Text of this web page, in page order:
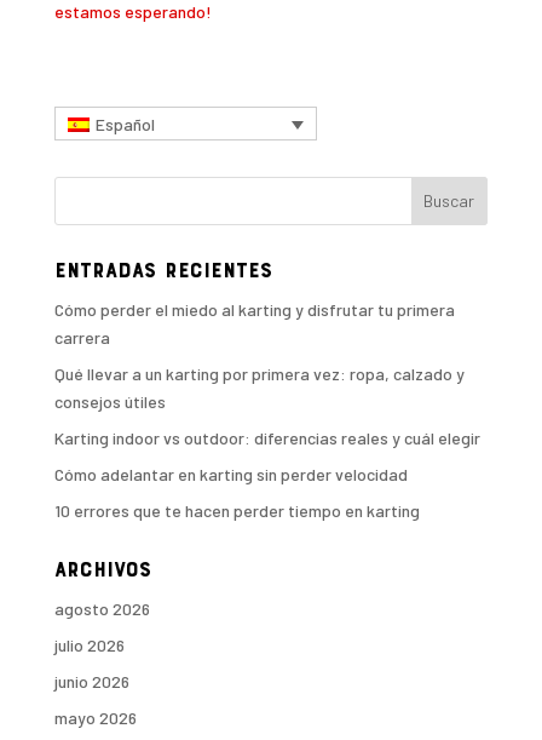
estamos esperando!
Español
Entradas recientes
Cómo perder el miedo al karting y disfrutar tu primera
carrera
Qué llevar a un karting por primera vez: ropa, calzado y
consejos útiles
Karting indoor vs outdoor: diferencias reales y cuál elegir
Cómo adelantar en karting sin perder velocidad
10 errores que te hacen perder tiempo en karting
Archivos
agosto 2026
julio 2026
junio 2026
mayo 2026